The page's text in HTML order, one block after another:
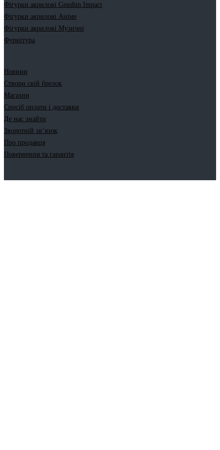
Фігурки акрилові Genshin Impact
Фігурки акрилові Аніме
Фігурки акрилові Музичні
Фурнітура
Новини
Створи свій брелок
Магазин
Спосіб оплати і доставки
Де нас знайти
Зворотній зв’язок
Про продавця
Повернення та гарантія